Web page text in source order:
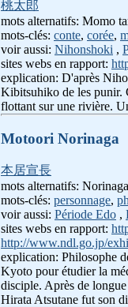
桃太郎
mots alternatifs: Momo
mots-clés: conte, corée,
voir aussi: Nihonshoki ,
sites webs en rapport:
explication: D'après
Kibitsuhiko de les punir.
flottant sur une rivière.
Motoori Norinaga
本居宣長
mots alternatifs:
mots-clés: personnage,
voir aussi: Période Edo ,
sites webs en rapport:
http://www.ndl.go.jp/
explication: Philosophe
Kyoto pour étudier la
disciple. Après de
Hirata Atsutane fut son